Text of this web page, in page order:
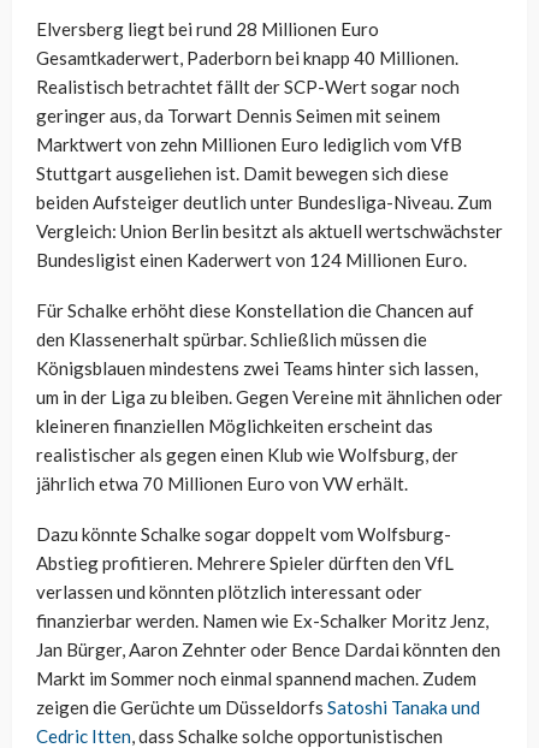
Elversberg liegt bei rund 28 Millionen Euro
Gesamtkaderwert, Paderborn bei knapp 40 Millionen.
Realistisch betrachtet fällt der SCP-Wert sogar noch
geringer aus, da Torwart Dennis Seimen mit seinem
Marktwert von zehn Millionen Euro lediglich vom VfB
Stuttgart ausgeliehen ist. Damit bewegen sich diese
beiden Aufsteiger deutlich unter Bundesliga-Niveau. Zum
Vergleich: Union Berlin besitzt als aktuell wertschwächster
Bundesligist einen Kaderwert von 124 Millionen Euro.
Für Schalke erhöht diese Konstellation die Chancen auf
den Klassenerhalt spürbar. Schließlich müssen die
Königsblauen mindestens zwei Teams hinter sich lassen,
um in der Liga zu bleiben. Gegen Vereine mit ähnlichen oder
kleineren finanziellen Möglichkeiten erscheint das
realistischer als gegen einen Klub wie Wolfsburg, der
jährlich etwa 70 Millionen Euro von VW erhält.
Dazu könnte Schalke sogar doppelt vom Wolfsburg-
Abstieg profitieren. Mehrere Spieler dürften den VfL
verlassen und könnten plötzlich interessant oder
finanzierbar werden. Namen wie Ex-Schalker Moritz Jenz,
Jan Bürger, Aaron Zehnter oder Bence Dardai könnten den
Markt im Sommer noch einmal spannend machen. Zudem
zeigen die Gerüchte um Düsseldorfs Satoshi Tanaka und
Cedric Itten, dass Schalke solche opportunistischen